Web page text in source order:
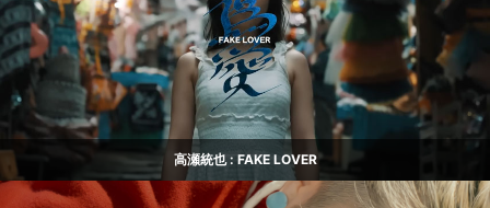
高瀬統也 : FAKE LOVER